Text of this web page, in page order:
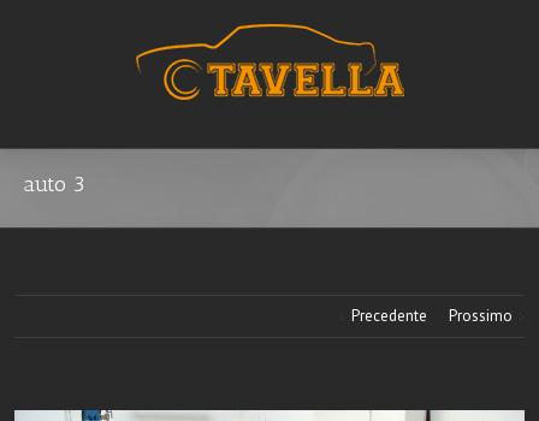
auto 3
Precedente Prossimo